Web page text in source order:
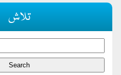
تلاش